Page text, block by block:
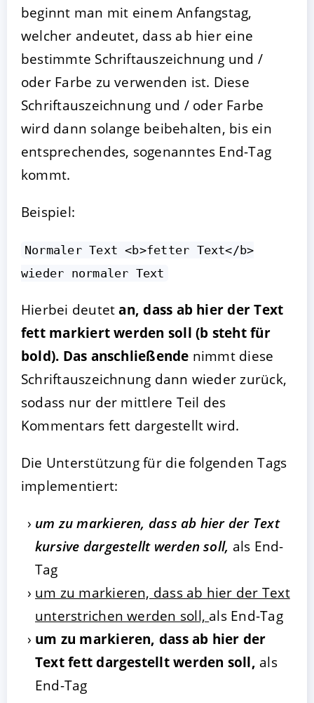
beginnt man mit einem Anfangstag,
welcher andeutet, dass ab hier eine
bestimmte Schriftauszeichnung und /
oder Farbe zu verwenden ist. Diese
Schriftauszeichnung und / oder Farbe
wird dann solange beibehalten, bis ein
entsprechendes, sogenanntes End-Tag
kommt.
Beispiel:
Normaler Text <b>fetter Text</b>
wieder normaler Text
Hierbei deutetan, dass ab hier der Text
fett markiert werden soll (b steht für
bold). Das anschließende nimmt diese
Schriftauszeichnung dann wieder zurück,
sodass nur der mittlere Teil des
Kommentars fett dargestellt wird.
Die Unterstützung für die folgenden Tags
implementiert:
um zu markieren, dass ab hier der Text
kursive dargestellt werden soll, als End-
Tag
um zu markieren, dass ab hier der Text
unterstrichen werden soll, als End-Tag
um zu markieren, dass ab hier der
Text fett dargestellt werden soll, als
End-Tag